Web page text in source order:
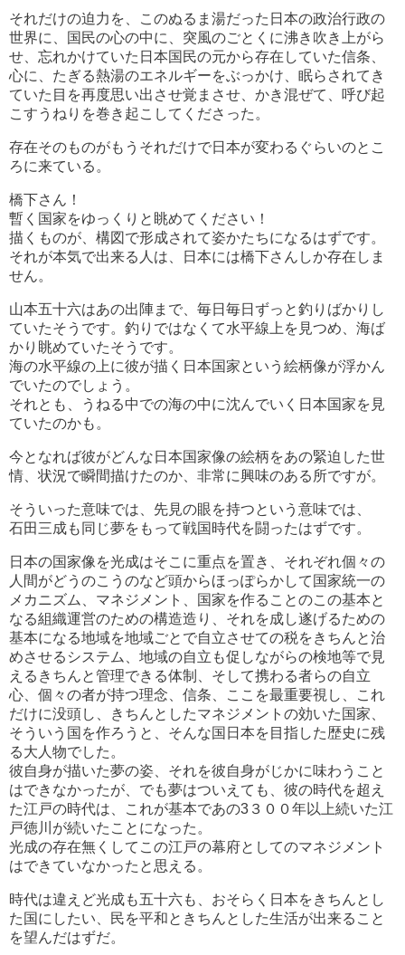
それだけの迫力を、このぬるま湯だった日本の政治行政の
世界に、国民の心の中に、突風のごとくに沸き吹き上がら
せ、忘れかけていた日本国民の元から存在していた信条、
心に、たぎる熱湯のエネルギーをぶっかけ、眠らされてき
ていた目を再度思い出させ覚まさせ、かき混ぜて、呼び起
こすうねりを巻き起こしてくださった。
存在そのものがもうそれだけで日本が変わるぐらいのとこ
ろに来ている。
橋下さん！
暫く国家をゆっくりと眺めてください！
描くものが、構図で形成されて姿かたちになるはずです。
それが本気で出来る人は、日本には橋下さんしか存在しま
せん。
山本五十六はあの出陣まで、毎日毎日ずっと釣りばかりし
ていたそうです。釣りではなくて水平線上を見つめ、海ば
かり眺めていたそうです。
海の水平線の上に彼が描く日本国家という絵柄像が浮かん
でいたのでしょう。
それとも、うねる中での海の中に沈んでいく日本国家を見
ていたのかも。
今となれば彼がどんな日本国家像の絵柄をあの緊迫した世
情、状況で瞬間描けたのか、非常に興味のある所ですが。
そういった意味では、先見の眼を持つという意味では、
石田三成も同じ夢をもって戦国時代を闘ったはずです。
日本の国家像を光成はそこに重点を置き、それぞれ個々の
人間がどうのこうのなど頭からほっぽらかして国家統一の
メカニズム、マネジメント、国家を作ることのこの基本と
なる組織運営のための構造造り、それを成し遂げるための
基本になる地域を地域ごとで自立させての税をきちんと治
めさせるシステム、地域の自立も促しながらの検地等で見
えるきちんと管理できる体制、そして携わる者らの自立
心、個々の者が持つ理念、信条、ここを最重要視し、これ
だけに没頭し、きちんとしたマネジメントの効いた国家、
そういう国を作ろうと、そんな国日本を目指した歴史に残
る大人物でした。
彼自身が描いた夢の姿、それを彼自身がじかに味わうこと
はできなかったが、でも夢はついえても、彼の時代を超え
た江戸の時代は、これが基本であの3３００年以上続いた江
戸徳川が続いたことになった。
光成の存在無くしてこの江戸の幕府としてのマネジメント
はできていなかったと思える。
時代は違えど光成も五十六も、おそらく日本をきちんとし
た国にしたい、民を平和ときちんとした生活が出来ること
を望んだはずだ。